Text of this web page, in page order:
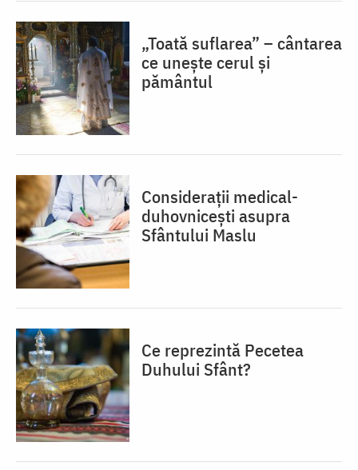
„Toată suflarea” – cântarea
ce unește cerul și
pământul
Considerații medical-
duhovnicești asupra
Sfântului Maslu
Ce reprezintă Pecetea
Duhului Sfânt?